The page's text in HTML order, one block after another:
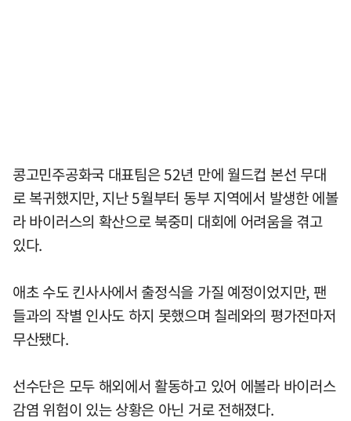
콩고민주공화국 대표팀은 52년 만에 월드컵 본선 무대
로 복귀했지만, 지난 5월부터 동부 지역에서 발생한 에볼
라 바이러스의 확산으로 북중미 대회에 어려움을 겪고
있다.
애초 수도 킨사사에서 출정식을 가질 예정이었지만, 팬
들과의 작별 인사도 하지 못했으며 칠레와의 평가전마저
무산됐다.
선수단은 모두 해외에서 활동하고 있어 에볼라 바이러스
감염 위험이 있는 상황은 아닌 거로 전해졌다.